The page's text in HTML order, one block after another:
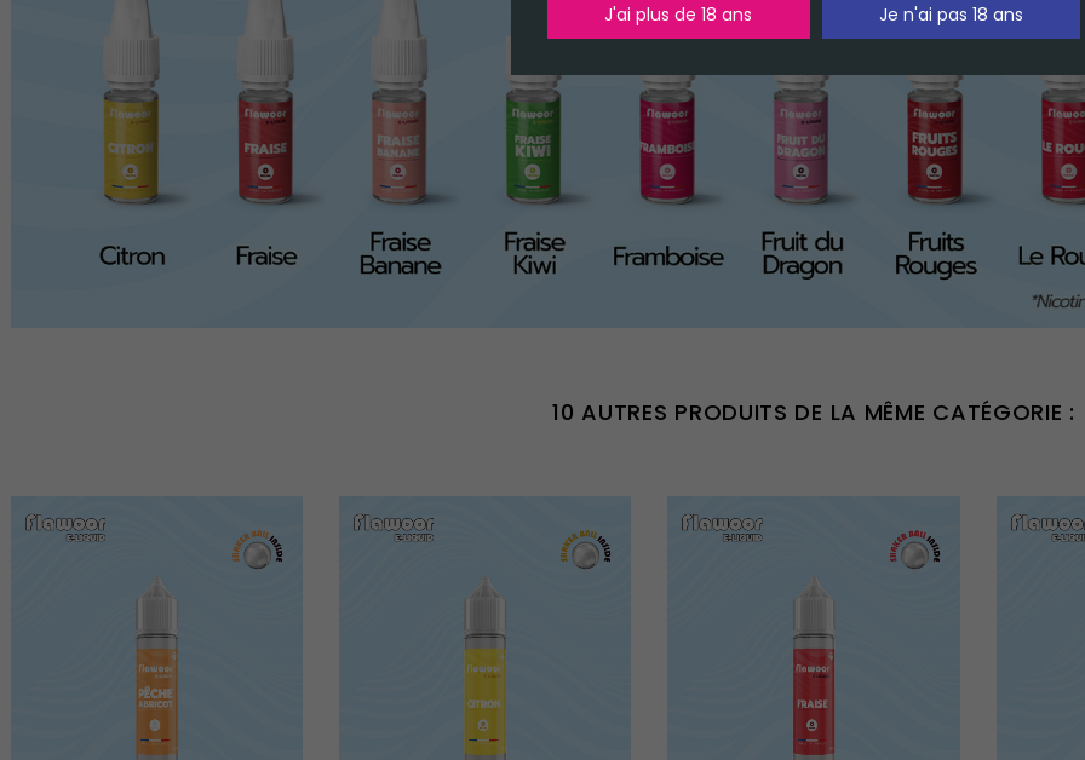
J'ai plus de 18 ans
Je n'ai pas 18 ans
10 AUTRES PRODUITS DE LA MÊME CATÉGORIE :